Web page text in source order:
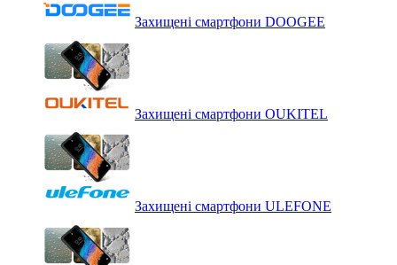
Захищені смартфони DOOGEE
Захищені смартфони OUKITEL
Захищені смартфони ULEFONE